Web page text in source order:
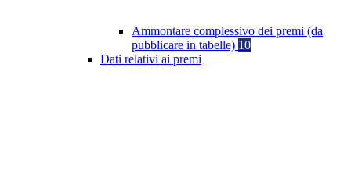
Ammontare complessivo dei premi (da
pubblicare in tabelle) 10
Dati relativi ai premi